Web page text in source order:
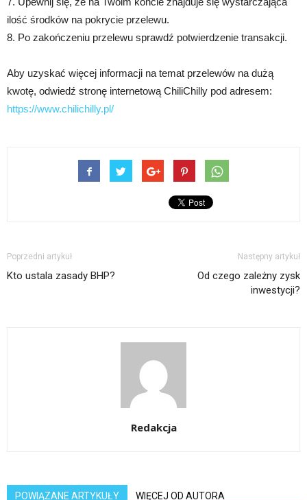
ilość środków na pokrycie przelewu.
8. Po zakończeniu przelewu sprawdź potwierdzenie transakcji.
Aby uzyskać więcej informacji na temat przelewów na dużą
kwotę, odwiedź stronę internetową ChiliChilly pod adresem:
https://www.chilichilly.pl/
Poprzedni artykuł
Kto ustala zasady BHP?
Następny artykuł
Od czego zależny zysk
inwestycji?
Redakcja
POWIĄZANE ARTYKUŁY WIĘCEJ OD AUTORA